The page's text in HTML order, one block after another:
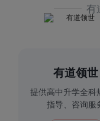
有
有道领世
提供高中升学全科
指导、咨询服